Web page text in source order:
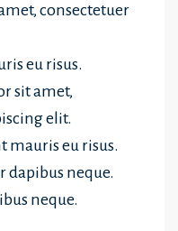
consectetuer
eu risus.
sit amet,
elit.
eu risus.
dapibus neque.
neque.